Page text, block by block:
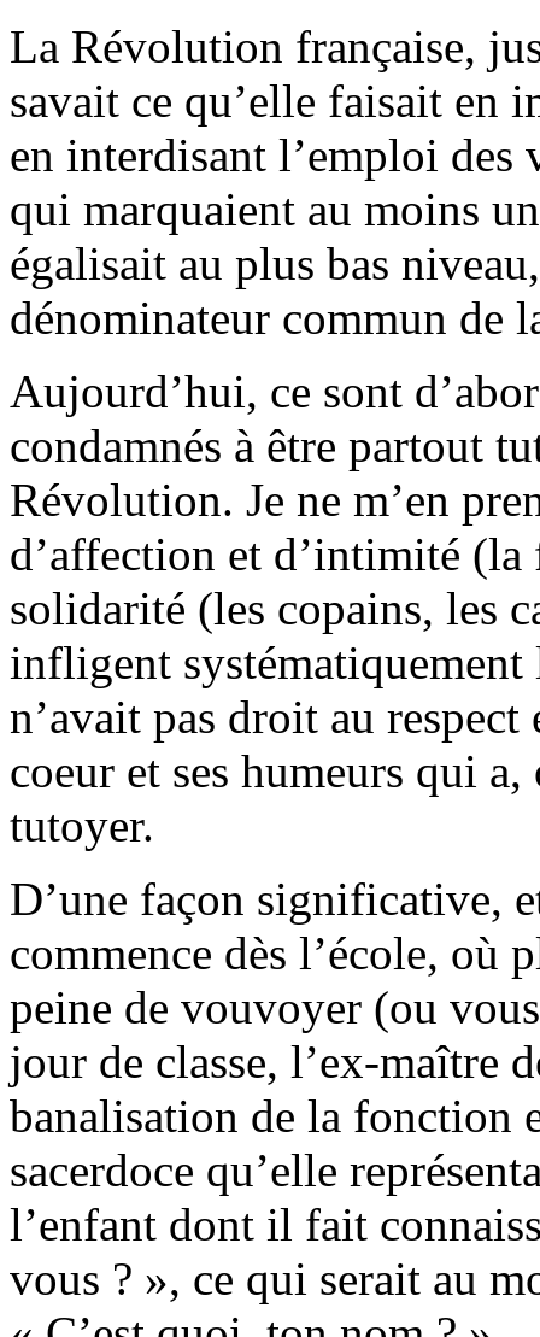
La Révolution française,
savait ce qu’elle faisait en
en interdisant l’emploi des
qui marquaient au moins
égalisait au plus bas
dénominateur commun de
Aujourd’hui, ce sont
condamnés à être partout
Révolution. Je ne m’en
d’affection et d’intimité
solidarité (les copains, les
infligent systématiquement
n’avait pas droit au
coeur et ses humeurs qui
tutoyer.
D’une façon significative,
commence dès l’école, où
peine de vouvoyer (ou
jour de classe, l’ex-maître
banalisation de la fonction
sacerdoce qu’elle
l’enfant dont il fait
vous ? », ce qui serait au